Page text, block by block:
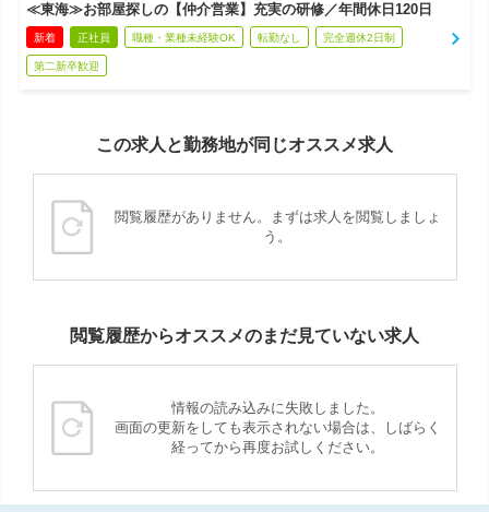
≪東海≫お部屋探しの【仲介営業】充実の研修／年間休日120日
新着 正社員 職種・業種未経験OK 転勤なし 完全週休2日制
第二新卒歓迎
この求人と勤務地が同じオススメ求人
閲覧履歴がありません。まずは求人を閲覧しましょ
う。
閲覧履歴からオススメのまだ見ていない求人
情報の読み込みに失敗しました。
画面の更新をしても表示されない場合は、しばらく
経ってから再度お試しください。